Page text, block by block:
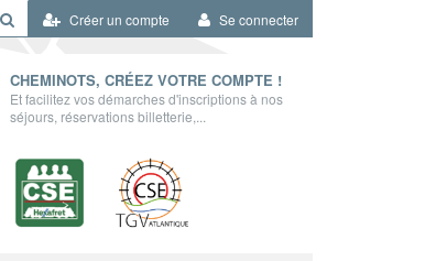
Se connecter
Créer un compte
CHEMINOTS, CRÉEZ VOTRE COMPTE !
Et facilitez vos démarches d'inscriptions à nos
séjours, réservations billetterie,...